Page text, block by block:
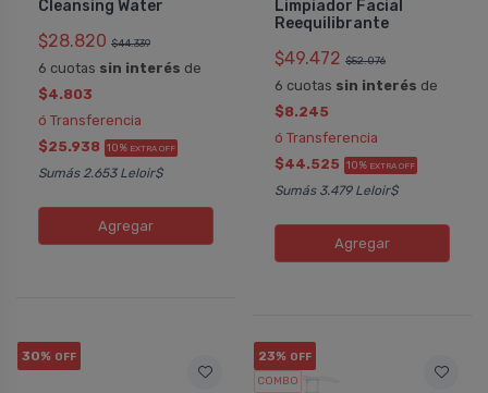
Cleansing Water
$28.820 $44.339
6 cuotas sin interés de
$4.803
ó Transferencia
$25.938 10% EXTRA OFF
Sumás 2.653 Leloir$
Agregar
Limpiador Facial
Reequilibrante
$49.472 $52.076
6 cuotas sin interés de
$8.245
ó Transferencia
$44.525 10% EXTRA OFF
Sumás 3.479 Leloir$
Agregar
30% OFF 23% OFF
COMBO